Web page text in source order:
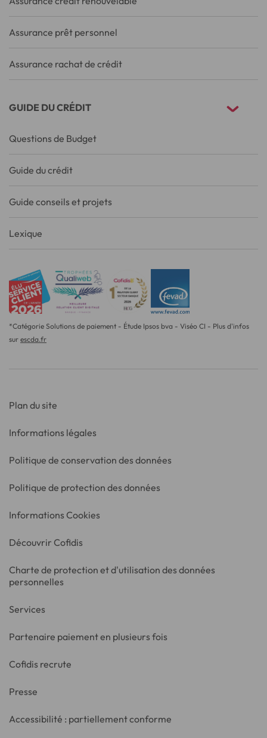
Assurance prêt personnel
Assurance rachat de crédit
GUIDE DU CRÉDIT
Questions de Budget
Guide du crédit
Guide conseils et projets
Lexique
*Catégorie Solutions de paiement - Étude Ipsos bva - Viséo CI - Plus d'infos
sur escda.fr
Plan du site
Informations légales
Politique de conservation des données
Politique de protection des données
Informations Cookies
Découvrir Cofidis
Charte de protection et d'utilisation des données
personnelles
Services
Partenaire paiement en plusieurs fois
Cofidis recrute
Presse
Accessibilité : partiellement conforme